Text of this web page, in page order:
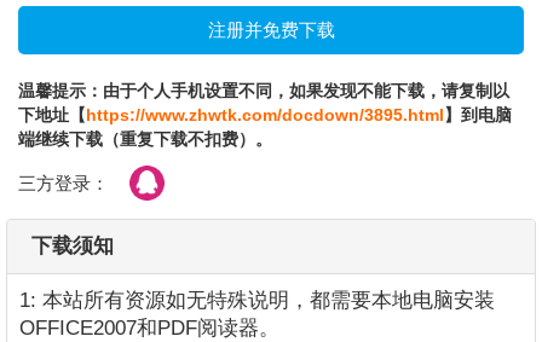
温馨提示：由于个人手机设置不同，如果发现不能下载，请复制以
下地址【https://www.zhwtk.com/docdown/3895.html】到电脑
端继续下载（重复下载不扣费）。
三方登录：
下载须知
1: 本站所有资源如无特殊说明，都需要本地电脑安装
OFFICE2007和PDF阅读器。